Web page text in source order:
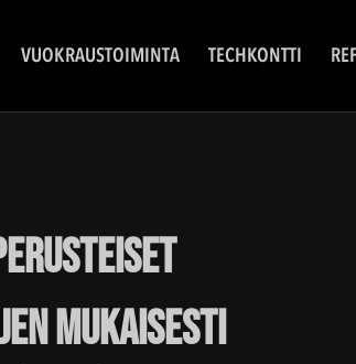
VUOKRAUSTOIMINTA TECHKONTTI
mukaisesti